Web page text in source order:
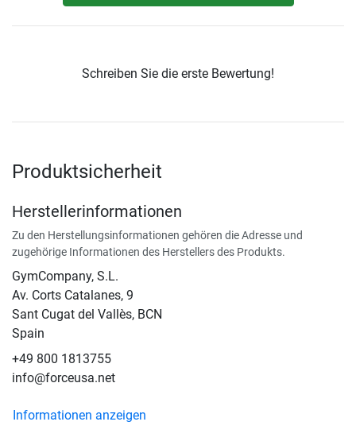
Schreiben Sie die erste Bewertung!
Produktsicherheit
Herstellerinformationen
Zu den Herstellungsinformationen gehören die Adresse und
zugehörige Informationen des Herstellers des Produkts.
GymCompany, S.L.
Av. Corts Catalanes, 9
Sant Cugat del Vallès, BCN
Spain
+49 800 1813755
info@forceusa.net
Informationen anzeigen